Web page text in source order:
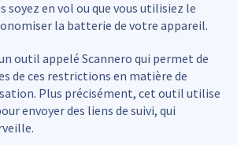
soyez en vol ou que vous utilisiez le
la batterie de votre appareil.
outil appelé Scannero qui permet de
de ces restrictions en matière de
Plus précisément, cet outil utilise
envoyer des liens de suivi, qui